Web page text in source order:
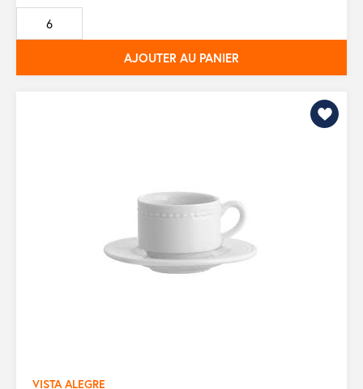
de
base
AJOUTER AU PANIER
VISTA ALEGRE